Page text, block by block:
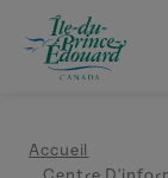
Aller au contenu
Fil d'Ariane
Accueil